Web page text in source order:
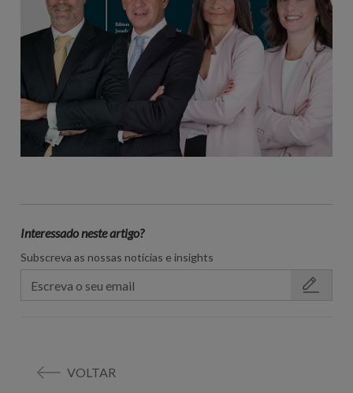
Interessado neste artigo?
Subscreva as nossas notícias e insights
VOLTAR